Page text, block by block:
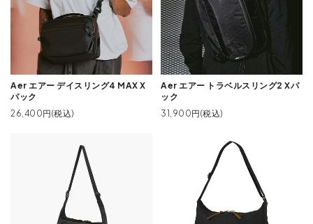
Aer エアー デイスリング4 MAX X
パック
26,400円(税込)
Aer エアー トラベルスリング2 Xパ
ック
31,900円(税込)